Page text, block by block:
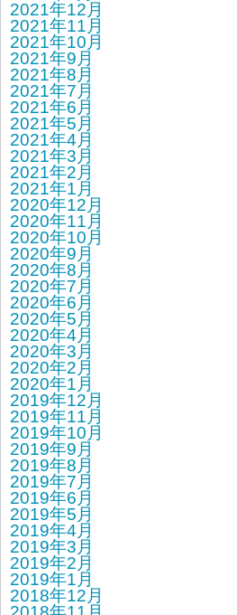
2021年12月
2021年11月
2021年10月
2021年9月
2021年8月
2021年7月
2021年6月
2021年5月
2021年4月
2021年3月
2021年2月
2021年1月
2020年12月
2020年11月
2020年10月
2020年9月
2020年8月
2020年7月
2020年6月
2020年5月
2020年4月
2020年3月
2020年2月
2020年1月
2019年12月
2019年11月
2019年10月
2019年9月
2019年8月
2019年7月
2019年6月
2019年5月
2019年4月
2019年3月
2019年2月
2019年1月
2018年12月